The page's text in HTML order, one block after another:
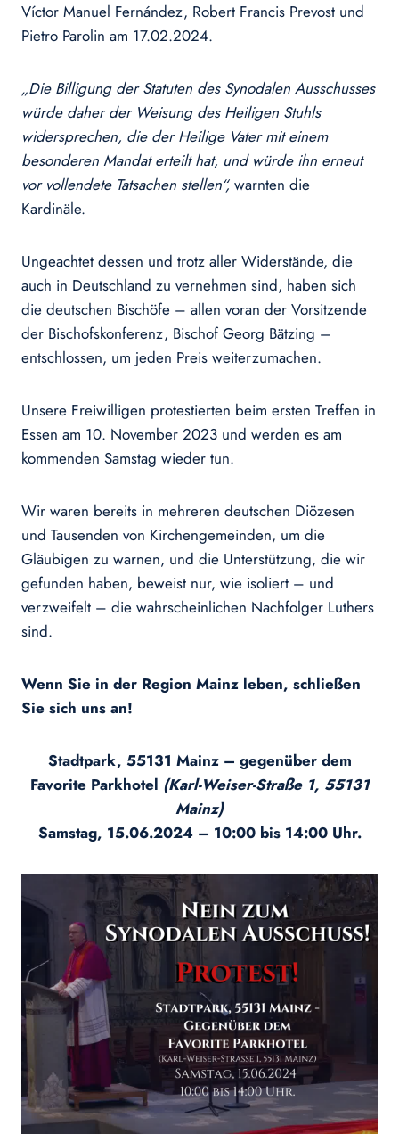
Víctor Manuel Fernández, Robert Francis Prevost und
Pietro Parolin am 17.02.2024.
„Die Billigung der Statuten des Synodalen Ausschusses
würde daher der Weisung des Heiligen Stuhls
widersprechen, die der Heilige Vater mit einem
besonderen Mandat erteilt hat, und würde ihn erneut
vor vollendete Tatsachen stellen“, warnten die
Kardinäle.
Ungeachtet dessen und trotz aller Widerstände, die
auch in Deutschland zu vernehmen sind, haben sich
die deutschen Bischöfe – allen voran der Vorsitzende
der Bischofskonferenz, Bischof Georg Bätzing –
entschlossen, um jeden Preis weiterzumachen.
Unsere Freiwilligen protestierten beim ersten Treffen in
Essen am 10. November 2023 und werden es am
kommenden Samstag wieder tun.
Wir waren bereits in mehreren deutschen Diözesen
und Tausenden von Kirchengemeinden, um die
Gläubigen zu warnen, und die Unterstützung, die wir
gefunden haben, beweist nur, wie isoliert – und
verzweifelt – die wahrscheinlichen Nachfolger Luthers
sind.
Wenn Sie in der Region Mainz leben, schließen
Sie sich uns an!
Stadtpark, 55131 Mainz – gegenüber dem
Favorite Parkhotel (Karl-Weiser-Straße 1, 55131
Mainz)
Samstag, 15.06.2024 – 10:00 bis 14:00 Uhr.